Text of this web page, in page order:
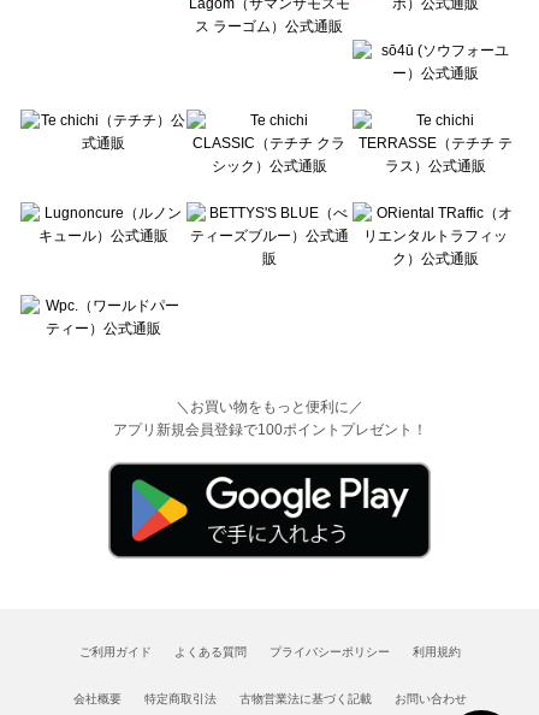
＼お買い物をもっと便利に／
アプリ新規会員登録で100ポイントプレゼント！
ご利用ガイド よくある質問 プライバシーポリシー 利用規約
会社概要 特定商取引法 古物営業法に基づく記載 お問い合わせ